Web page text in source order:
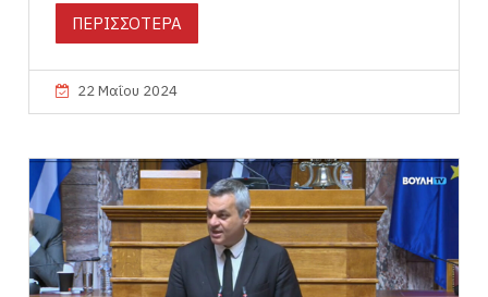
ΠΕΡΙΣΣΟΤΕΡΑ
22 Μαΐου 2024